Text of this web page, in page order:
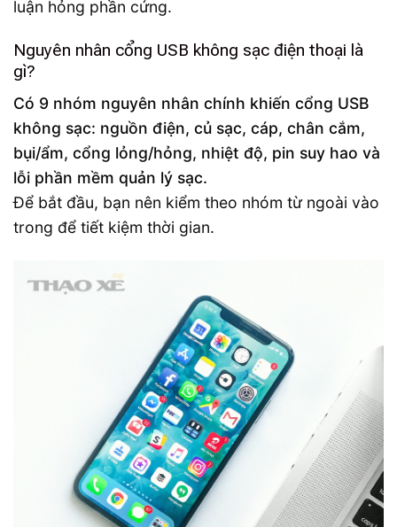
luận hỏng phần cứng.
Nguyên nhân cổng USB không sạc điện thoại là
gì?
Có 9 nhóm nguyên nhân chính khiến cổng USB
không sạc: nguồn điện, củ sạc, cáp, chân cắm,
bụi/ẩm, cổng lỏng/hỏng, nhiệt độ, pin suy hao và
lỗi phần mềm quản lý sạc.
Để bắt đầu, bạn nên kiểm theo nhóm từ ngoài vào
trong để tiết kiệm thời gian.